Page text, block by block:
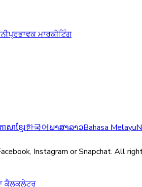
ਪ੍ਰਭਾਵਕ ਮਾਰਕੀਟਿੰਗ
ាសាខ្មែរ한국어ພາສາລາວBahasa Melayu
Instagram or Snapchat. All
ਕੈਲਕੁਲੇਟਰ